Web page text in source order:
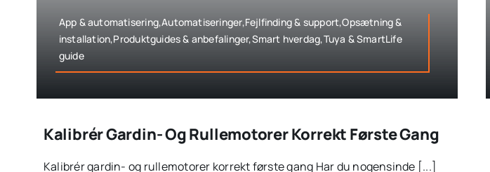
App & automatisering,Automatiseringer,Fejlfinding & support,Opsætning &
installation,Produktguides & anbefalinger,Smart hverdag,Tuya & SmartLife
guide
Kalibrér Gardin- Og Rullemotorer Korrekt Første Gang
Kalibrér gardin- og rullemotorer korrekt første gang Har du nogensinde [...]